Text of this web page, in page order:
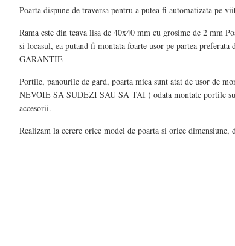
Poarta dispune de traversa pentru a putea fi automatizata pe
Rama este din teava lisa de 40x40 mm cu grosime de 2 mm
si locasul, ea putand fi montata foarte usor pe partea
GARANTIE
Portile, panourile de gard, poarta mica sunt atat de usor de
NEVOIE SA SUDEZI SAU SA TAI ) odata montate portile
accesorii.
Realizam la cerere orice model de poarta si orice